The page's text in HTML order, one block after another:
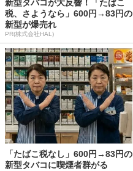
新型タバコが大反響！「たばこ
税、さようなら」600円→83円の
新型が爆売れ
PR(株式会社HAL)
「たばこ税なし」600円→83円の
新型タバコに喫煙者群がる